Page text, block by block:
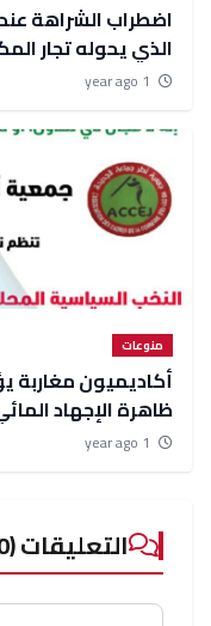
الذي يحوله تجار
استهلاكي
منوعات
أكاديميون مغاربة
ظاهرة الإجهاد
التعليقات (0)